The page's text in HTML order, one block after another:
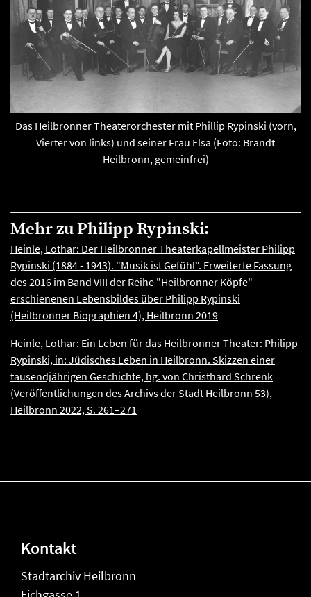
Das Heilbronner Theaterorchester mit Phillip Rypinski (vorn,
Vierter von links) und seiner Frau Elsa (Foto: Brandt
Heilbronn, gemeinfrei)
Mehr zu Philipp Rypinski:
Heinle, Lothar: Der Heilbronner Theaterkapellmeister Philipp
Rypinski (1884 - 1943). "Musik ist Gefühl". Erweiterte Fassung
des 2016 im Band VIII der Reihe "Heilbronner Köpfe"
erschienenen Lebensbildes über Philipp Rypinski
(Heilbronner Biographien 4), Heilbronn 2019
Heinle, Lothar: Ein Leben für das Heilbronner Theater: Philipp
Rypinski, in: Jüdisches Leben in Heilbronn. Skizzen einer
tausendjährigen Geschichte, hg. von Christhard Schrenk
(Veröffentlichungen des Archivs der Stadt Heilbronn 53),
Heilbronn 2022, S. 261–271
Kontakt
Stadtarchiv Heilbronn